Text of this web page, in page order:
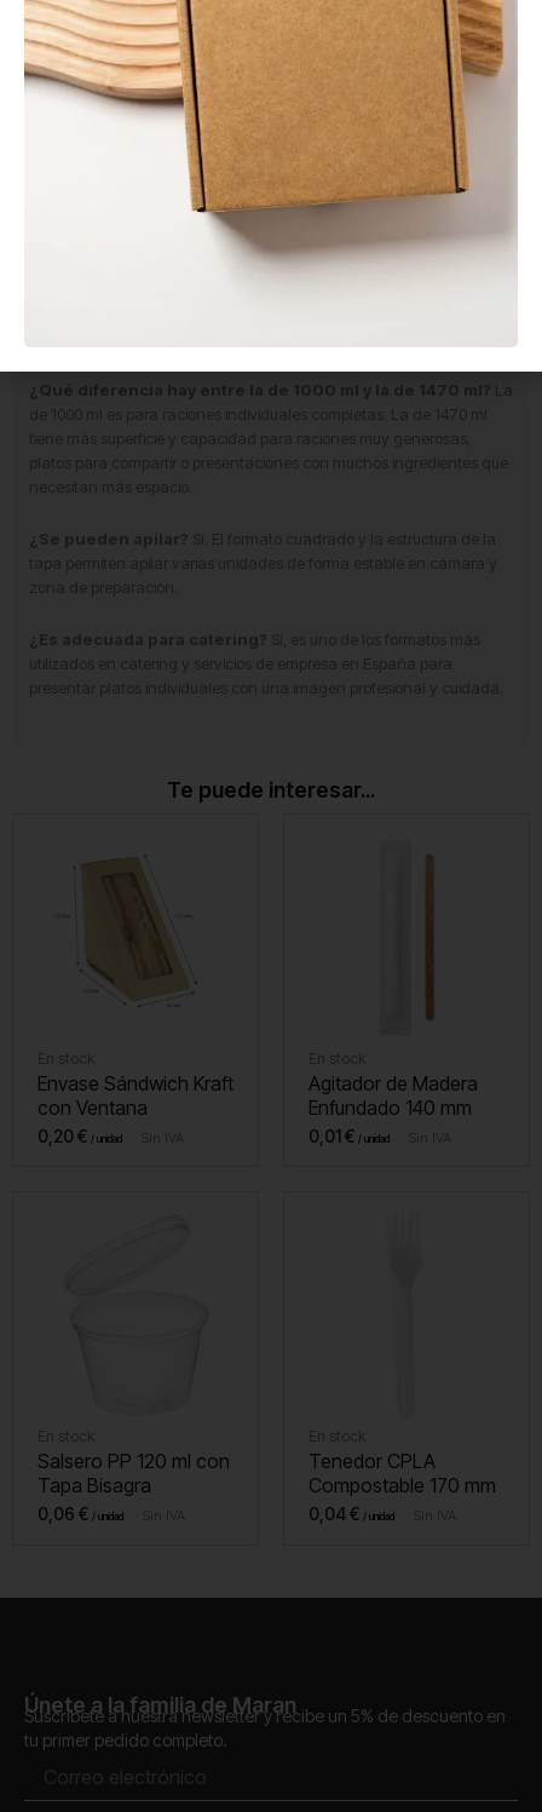
separada pero viene incluida en el precio, lista para usar
directamente sin necesidad de adquirir ningún complemento
adicional.
¿Es apta para alimentos calientes?
Está recomendada para
alimentos fríos y templados. La tapa de PET no es apta para
temperaturas muy elevadas.
¿Se puede meter en el microondas?
tapa de PET son aptos para microondas.
¿Qué diferencia hay entre la de 1000 ml y la de 1470 ml?
Te puede interesar...
En stock
Envase Sándwich Kraft
con Ventana
0,20 € Sin IVA
En stock
Agitador de Madera
Enfundado 140 mm
0,01€ Sin IVA
En stock
Salsero PP 120 ml con
Tapa Bisagra
0,06 € Sin IVA
En stock
Tenedor CPLA
Compostable 170 mm
0,04€ Sin IVA
Únete a la familia de Maran
Suscríbete a nuestra newsletter y recibe un 5% de descuento en
tu primer pedido completo.
electrónico